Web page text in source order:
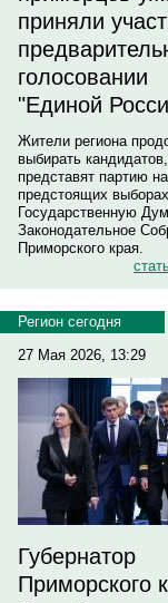
приняли
голосовании
"Единой
Жители региона
выбирать
представят партию на
предстоящих
Государственную
Законодательное
Приморского края.
Регион сегодня
27 Мая 2026, 13:29
Губернатор
Приморского